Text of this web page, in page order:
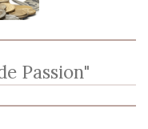
Passion"